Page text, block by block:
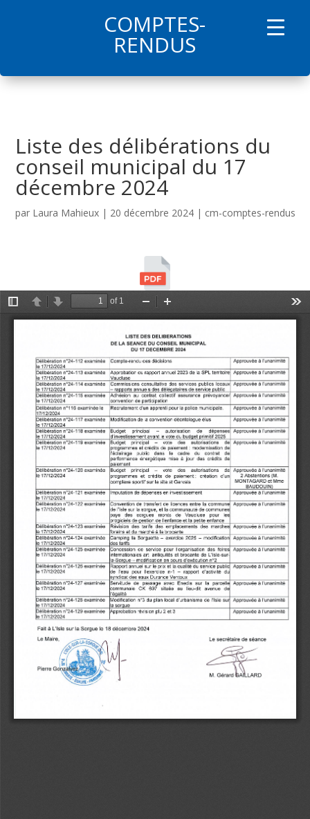
COMPTES-
RENDUS
Liste des délibérations du
conseil municipal du 17
décembre 2024
par Laura Mahieux | 20 décembre 2024 | cm-comptes-rendus